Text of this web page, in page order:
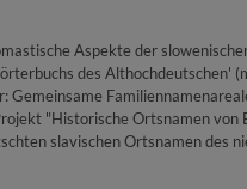
Aspekte der
des Althochdeutschen'
"Historische Ortsnamen
slavischen Ortsnamen